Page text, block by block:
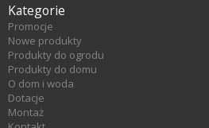
Kategorie
Promocje
Nowe produkty
Produkty do ogrodu
Produkty do domu
O dom i woda
Dotacje
Montaż